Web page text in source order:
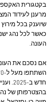
בקטגורית
מרענן לעידוד
שיוענק בכל
כאשר לכל נהג
העונה.
אם נסכם את
בהצטרפותן של